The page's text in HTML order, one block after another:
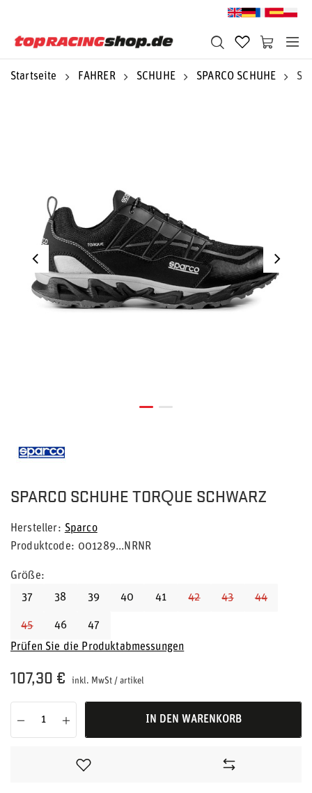
Startseite FAHRER SCHUHE SPARCO SCHUHE
SPARCO SCHUHE TORQUE SCHWARZ
Hersteller
Sparco
Produktcode
001289...NRNR
Größe
37
38 39 40 41 42 43 44
45 46
47
Prüfen Sie die Produktabmessungen
107,30 € inkl. MwSt / artikel
IN DEN WARENKORB